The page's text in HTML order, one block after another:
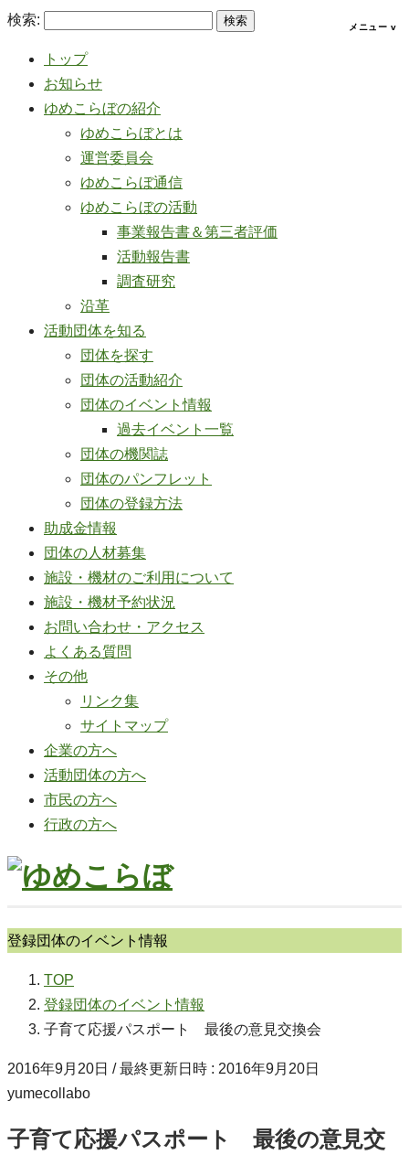
検索:
トップ
お知らせ
ゆめこらぼの紹介
ゆめこらぼとは
運営委員会
ゆめこらぼ通信
ゆめこらぼの活動
事業報告書＆第三者評価
活動報告書
調査研究
沿革
活動団体を知る
団体を探す
団体の活動紹介
団体のイベント情報
過去イベント一覧
団体の機関誌
団体のパンフレット
団体の登録方法
助成金情報
団体の人材募集
施設・機材のご利用について
施設・機材予約状況
お問い合わせ・アクセス
よくある質問
その他
リンク集
サイトマップ
企業の方へ
活動団体の方へ
市民の方へ
行政の方へ
登録団体のイベント情報
TOP
登録団体のイベント情報
子育て応援パスポート 最後の意見交換会
2016年9月20日 / 最終更新日時 : 2016年9月20日
yumecollabo
子育て応援パスポート 最後の意見交